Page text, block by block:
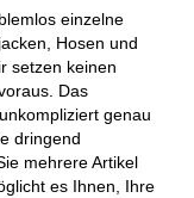
einzelne
Hosen und
setzen keinen
Das
genau
dringend
mehrere Artikel
es Ihnen, Ihre